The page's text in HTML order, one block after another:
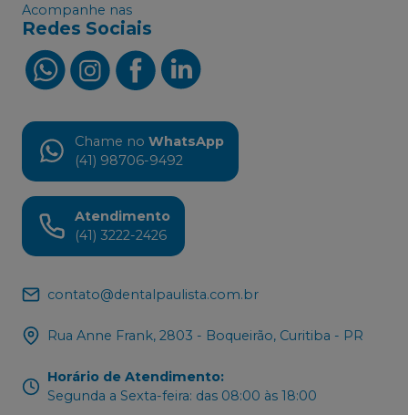
Acompanhe nas
Redes Sociais
Chame no WhatsApp
(41) 98706-9492
Atendimento
(41) 3222-2426
contato@dentalpaulista.com.br
Rua Anne Frank, 2803 - Boqueirão, Curitiba - PR
Horário de Atendimento:
Segunda a Sexta-feira: das 08:00 às 18:00